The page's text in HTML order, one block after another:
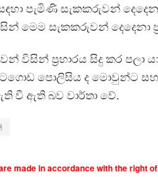
සඳහා පැමිණි සැකකරුවන්
මෙම සැකකරුවන් දෙදෙනා
විසින් ප්‍රහාරය සිදු කර පලා
පොලිසිය ද මොවුන්ට
වී ඇති බව වාර්තා වේ.
made in accordance with the right